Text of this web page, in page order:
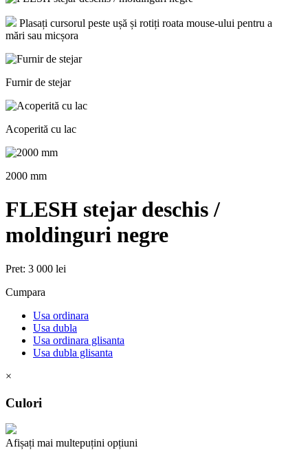
Plasați cursorul peste ușă și rotiți roata mouse-ului pentru a
mări sau micșora
Furnir de stejar
Acoperită cu lac
2000 mm
FLESH stejar deschis /
moldinguri negre
Pret: 3 000 lei
Cumpara
Usa ordinara
Usa dubla
Usa ordinara glisanta
Usa dubla glisanta
×
Culori
Afișați mai multepuțini opțiuni